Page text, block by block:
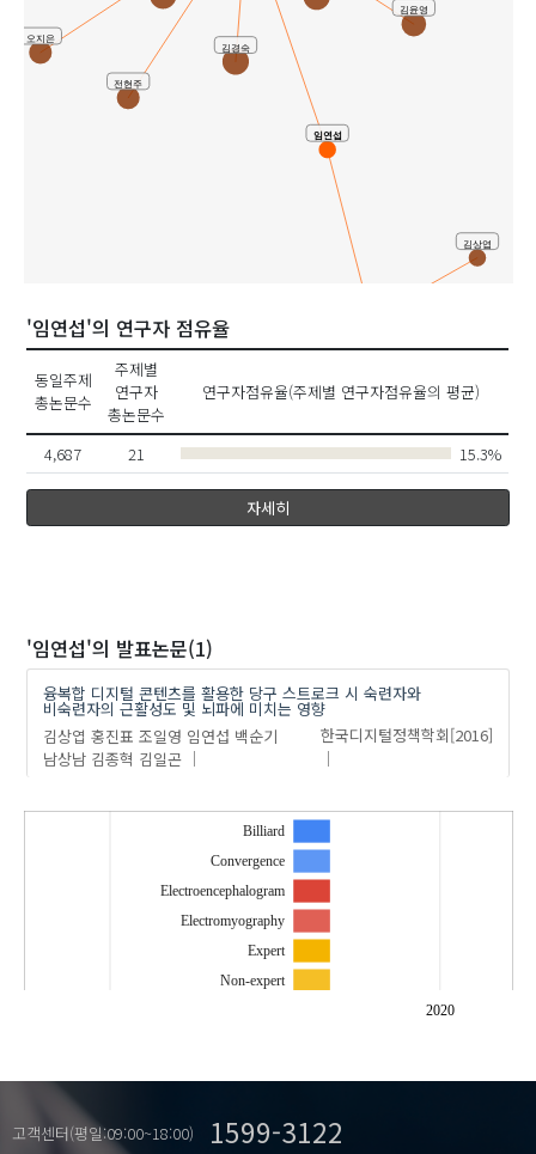
백순기
김상엽
조일영
김경숙
김윤영
오지은
전현주
임연섭
'임연섭'의 연구자 점유율
동일주제
총논문수
주제별
연구자
총논문수
연구자점유율(주제별 연구자점유율의 평균)
4,687 21 15.3%
자세히
'임연섭'의 발표논문(1)
융복합 디지털 콘텐츠를 활용한 당구 스트로크 시 숙련자와
비숙련자의 근활성도 및 뇌파에 미치는 영향
김상엽 홍진표 조일영 임연섭 백순기
남상남 김종혁 김일곤
한국디지털정책학회[2016]
2020
…
Billiard
Convergence
Electroencephalogram
Electromyography
Expert
Non-expert
근활성도
고객센터(평일:09:00~18:00) 1599-3122